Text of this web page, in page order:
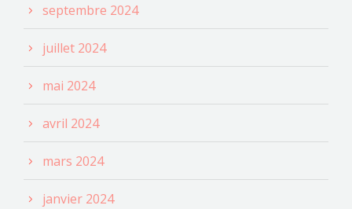
septembre 2024
juillet 2024
mai 2024
avril 2024
mars 2024
janvier 2024